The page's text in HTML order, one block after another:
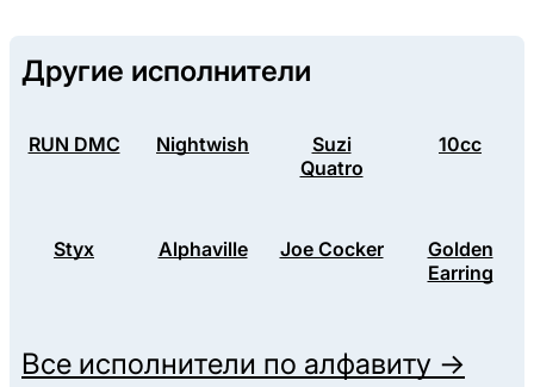
Другие исполнители
RUN DMC Nightwish
Suzi
Quatro
10cc
Styx Alphaville Joe Cocker
Golden
Earring
Все исполнители по алфавиту →